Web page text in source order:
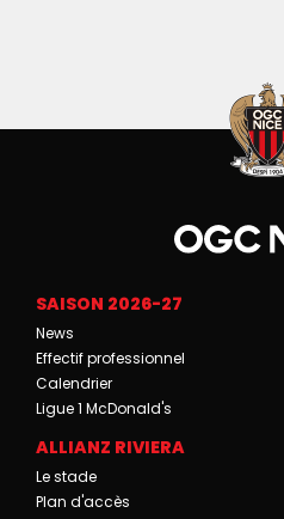
SAISON 2026-27
News
Effectif professionnel
Calendrier
Ligue 1 McDonald's
ALLIANZ RIVIERA
Le stade
Plan d'accès